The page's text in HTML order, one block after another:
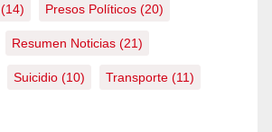
(14) Presos Políticos (20)
Resumen Noticias (21)
Suicidio (10) Transporte (11)